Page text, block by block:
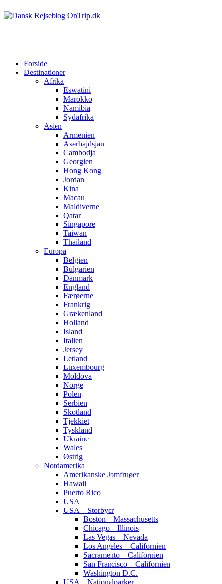
Forside
Destinationer
Afrika
Eswatini
Marokko
Namibia
Sydafrika
Asien
Armenien
Aserbajdsjan
Cambodja
Georgien
Hong Kong
Jordan
Kina
Macau
Maldiverne
Qatar
Singapore
Taiwan
Thailand
Europa
Belgien
Bulgarien
Danmark
England
Færøerne
Frankrig
Grækenland
Holland
Island
Italien
Jersey
Letland
Luxembourg
Moldova
Norge
Polen
Serbien
Skotland
Tjekkiet
Tyskland
Ukraine
Wales
Østrig
Nordamerika
Amerikanske Jomfruøer
Hawaii
Puerto Rico
USA
USA – Storbyer
Boston – Massachusetts
Chicago – Illinois
Las Vegas – Nevada
Los Angeles – Californien
Sacramento – Californien
San Francisco – Californien
Washington D.C.
USA – Nationalparker